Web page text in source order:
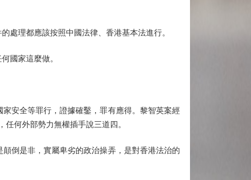
理都應該按照中國法律、香港基本法進行。
國家這麼做。
安全等罪行，證據確鑿，罪有應得。黎智英案經
何外部勢力無權插手說三道四。
倒是非，實屬卑劣的政治操弄，是對香港法治的